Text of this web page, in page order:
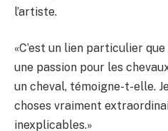
l’artiste.
«C’est un lien particulier
une passion pour les
un cheval, témoigne-t-elle.
choses vraiment
inexplicables.»